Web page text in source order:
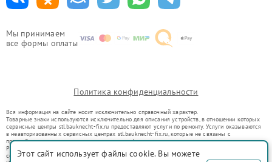
Мы принимаем
все формы оплаты
Политика конфиденциальности
Вся информация на сайте носит исключительно справочный характер.
Товарные знаки используются исключительно для описания устройств, в отношении которых
сервисные центры stl.bauknecht-fix.ru предоставляют услуги по ремонту. Услуги оказываются
в неавторизованных сервисных центрах stl.bauknecht-fix.ru, которые не связаны с
правообладателями товарных знаков или их официальными представителями.
Ремонт осуществляется для устройств, уже введенных в гражданский оборот в соответствии
со статьей 1487 ГК РФ.
Этот сайт использует файлы cookie. Вы можете